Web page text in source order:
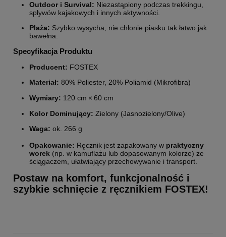
Outdoor i Survival: Niezastąpiony podczas trekkingu,
spływów kajakowych i innych aktywności.
Plaża: Szybko wysycha, nie chłonie piasku tak łatwo jak
bawełna.
Specyfikacja Produktu
Producent: FOSTEX
Materiał: 80% Poliester, 20% Poliamid (Mikrofibra)
Wymiary: 120 cm × 60 cm
Kolor Dominujący: Zielony (Jasnozielony/Olive)
Waga: ok. 266 g
Opakowanie: Ręcznik jest zapakowany w praktyczny
worek (np. w kamuflażu lub dopasowanym kolorze) ze
ściągaczem, ułatwiający przechowywanie i transport.
Postaw na komfort, funkcjonalność i
szybkie schnięcie z ręcznikiem FOSTEX!